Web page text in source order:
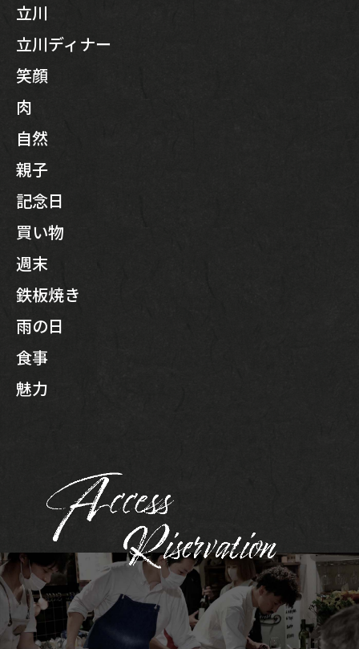
立川
立川ディナー
笑顔
肉
自然
親子
記念日
買い物
週末
鉄板焼き
雨の日
食事
魅力